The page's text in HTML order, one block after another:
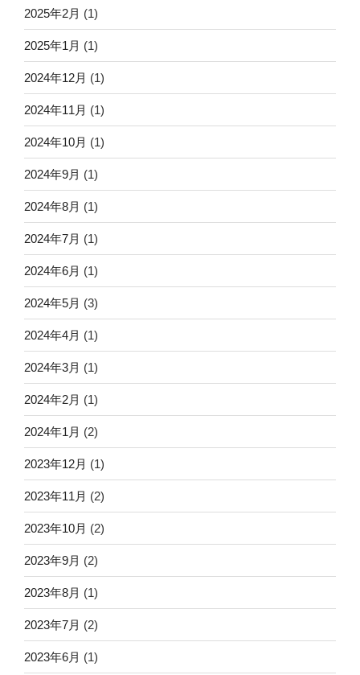
2025年2月 (1)
2025年1月 (1)
2024年12月 (1)
2024年11月 (1)
2024年10月 (1)
2024年9月 (1)
2024年8月 (1)
2024年7月 (1)
2024年6月 (1)
2024年5月 (3)
2024年4月 (1)
2024年3月 (1)
2024年2月 (1)
2024年1月 (2)
2023年12月 (1)
2023年11月 (2)
2023年10月 (2)
2023年9月 (2)
2023年8月 (1)
2023年7月 (2)
2023年6月 (1)